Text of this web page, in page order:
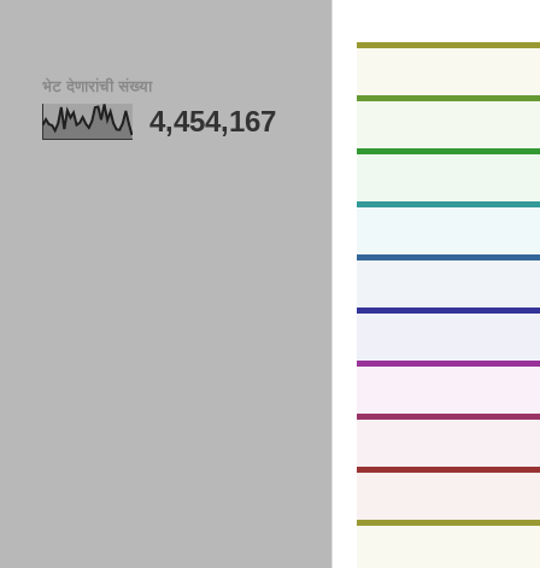
भेट देणारांची संख्या
4,454,167